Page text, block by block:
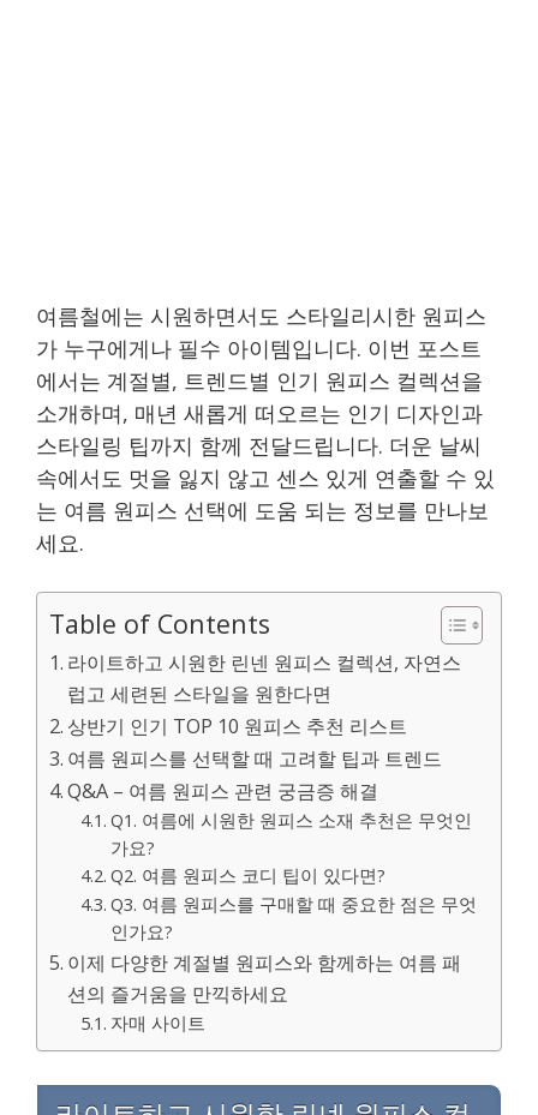
여름철에는 시원하면서도 스타일리시한 원피스
가 누구에게나 필수 아이템입니다. 이번 포스트
에서는 계절별, 트렌드별 인기 원피스 컬렉션을
소개하며, 매년 새롭게 떠오르는 인기 디자인과
스타일링 팁까지 함께 전달드립니다. 더운 날씨
속에서도 멋을 잃지 않고 센스 있게 연출할 수 있
는 여름 원피스 선택에 도움 되는 정보를 만나보
세요.
Table of Contents
라이트하고 시원한 린넨 원피스 컬렉션, 자연스
럽고 세련된 스타일을 원한다면
상반기 인기 TOP 10 원피스 추천 리스트
여름 원피스를 선택할 때 고려할 팁과 트렌드
Q&A – 여름 원피스 관련 궁금증 해결
Q1. 여름에 시원한 원피스 소재 추천은 무엇인
가요?
Q2. 여름 원피스 코디 팁이 있다면?
Q3. 여름 원피스를 구매할 때 중요한 점은 무엇
인가요?
이제 다양한 계절별 원피스와 함께하는 여름 패
션의 즐거움을 만끽하세요
자매 사이트